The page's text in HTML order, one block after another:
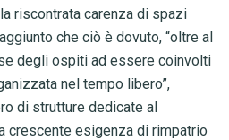
riscontrata carenza di spazi
che ciò è dovuto, “oltre al
degli ospiti ad essere coinvolti
nel tempo libero”,
di strutture dedicate al
crescente esigenza di rimpatrio